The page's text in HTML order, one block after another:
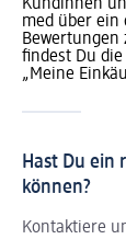
Kundinnen
med über ein
Bewertungen
findest Du
„Meine
Hast Du
können?
Kontaktiere